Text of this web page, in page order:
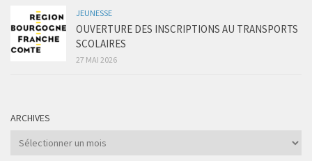
JEUNESSE
OUVERTURE DES INSCRIPTIONS AU TRANSPORTS
SCOLAIRES
27 MAI 2026
ARCHIVES
Archives